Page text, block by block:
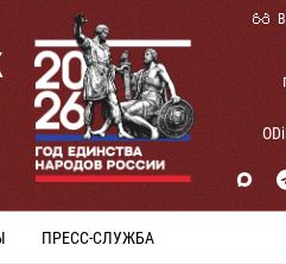
ПРЕСС-СЛУЖБА